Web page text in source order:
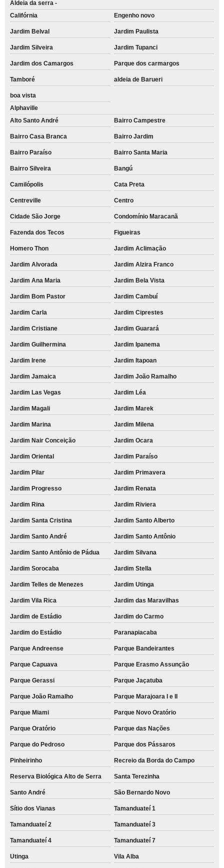
Aldeia da serra -
Califórnia
Engenho novo
Jardim Belval Jardim Paulista
Jardim Silveira Jardim Tupanci
Jardim dos Camargos Parque dos carmargos
Tamboré aldeia de Barueri
boa vista
Alphaville
Alto Santo André
Bairro Campestre
Bairro Casa Branca Bairro Jardim
Bairro Paraíso Bairro Santa Maria
Bairro Silveira Bangú
Camilópolis Cata Preta
Centreville Centro
Cidade São Jorge Condomínio Maracanã
Fazenda dos Tecos Figueiras
Homero Thon Jardim Aclimação
Jardim Alvorada Jardim Alzira Franco
Jardim Ana Maria Jardim Bela Vista
Jardim Bom Pastor Jardim Cambuí
Jardim Carla Jardim Ciprestes
Jardim Cristiane Jardim Guarará
Jardim Guilhermina Jardim Ipanema
Jardim Irene Jardim Itapoan
Jardim Jamaica Jardim João Ramalho
Jardim Las Vegas Jardim Léa
Jardim Magali Jardim Marek
Jardim Marina Jardim Milena
Jardim Nair Conceição Jardim Ocara
Jardim Oriental Jardim Paraíso
Jardim Pilar Jardim Primavera
Jardim Progresso Jardim Renata
Jardim Rina Jardim Riviera
Jardim Santa Cristina Jardim Santo Alberto
Jardim Santo André Jardim Santo Antônio
Jardim Santo Antônio de Pádua Jardim Silvana
Jardim Sorocaba Jardim Stella
Jardim Telles de Menezes Jardim Utinga
Jardim Vila Rica Jardim das Maravilhas
Jardim de Estádio Jardim do Carmo
Jardim do Estádio Paranapiacaba
Parque Andreense Parque Bandeirantes
Parque Capuava Parque Erasmo Assunção
Parque Gerassi Parque Jaçatuba
Parque João Ramalho Parque Marajoara I e II
Parque Miami Parque Novo Oratório
Parque Oratório Parque das Nações
Parque do Pedroso Parque dos Pássaros
Pinheirinho Recreio da Borda do Campo
Reserva Biológica Alto de Serra Santa Terezinha
Santo André São Bernardo Novo
Sítio dos Vianas Tamanduateí 1
Tamanduateí 2 Tamanduateí 3
Tamanduateí 4 Tamanduateí 7
Utinga Vila Alba